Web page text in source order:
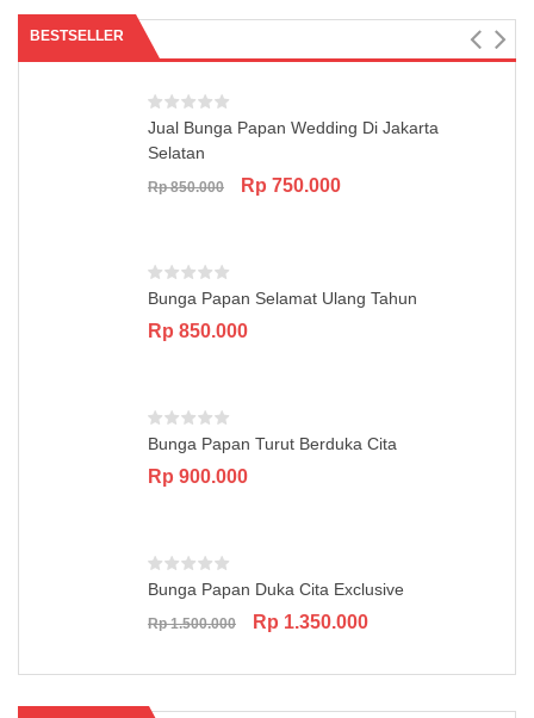
BESTSELLER
Jual Bunga Papan Wedding Di Jakarta
Selatan
Rp850.000
Original
Rp 750.000Current
Bunga Papan Selamat Ulang Tahun
Rp 850.000
Bunga Papan Turut Berduka Cita
Rp 900.000
Bunga Papan Duka Cita Exclusive
Rp1.500.000
Original
Rp 1.350.000Current